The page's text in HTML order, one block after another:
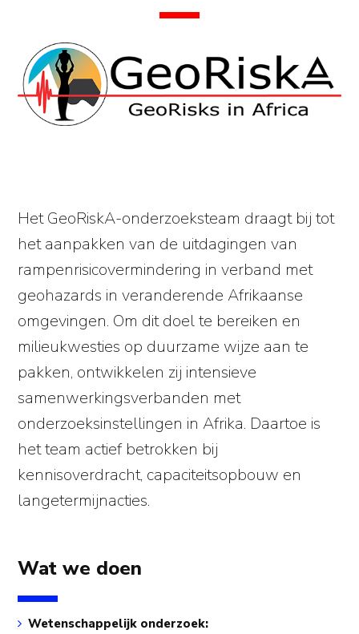
Het GeoRiskA-onderzoeksteam draagt bij tot
het aanpakken van de uitdagingen van
rampenrisicovermindering in verband met
geohazards in veranderende Afrikaanse
omgevingen. Om dit doel te bereiken en
milieukwesties op duurzame wijze aan te
pakken, ontwikkelen zij intensieve
samenwerkingsverbanden met
onderzoeksinstellingen in Afrika. Daartoe is
het team actief betrokken bij
kennisoverdracht, capaciteitsopbouw en
langetermijnacties.
Wat we doen
Wetenschappelijk onderzoek: